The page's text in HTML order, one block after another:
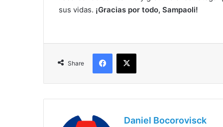
sus vidas. ¡Gracias por todo, Sampaoli!
Share
Facebook
X
Daniel Bocorovisck